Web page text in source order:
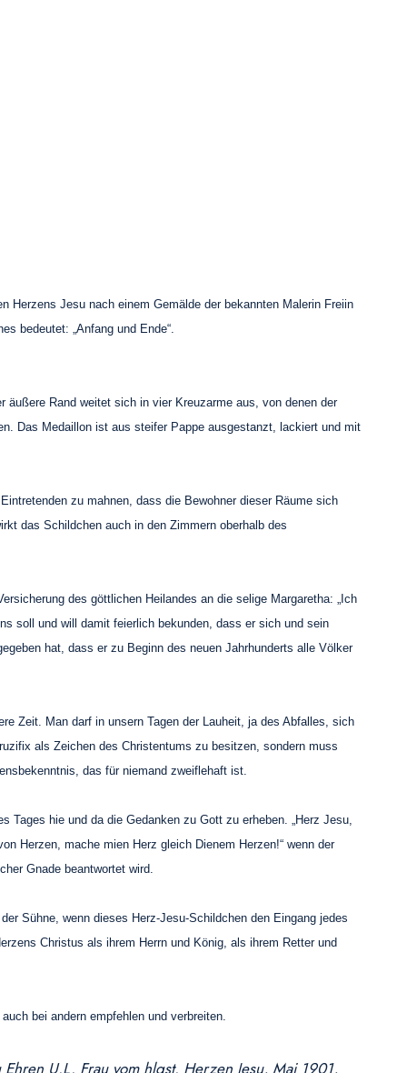
Herzens Jesu nach einem Gemälde der bekannten Malerin Freiin
bedeutet: „Anfang und Ende“.
äußere Rand weitet sich in vier Kreuzarme aus, von denen der
Das Medaillon ist aus steifer Pappe ausgestanzt, lackiert und mit
zu mahnen, dass die Bewohner dieser Räume sich
das Schildchen auch in den Zimmern oberhalb des
des göttlichen Heilandes an die selige Margaretha: „Ich
soll und will damit feierlich bekunden, dass er sich und sein
hat, dass er zu Beginn des neuen Jahrhunderts alle Völker
Zeit. Man darf in unsern Tagen der Lauheit, ja des Abfalles, sich
als Zeichen des Christentums zu besitzen, sondern muss
das für niemand zweiflehaft ist.
hie und da die Gedanken zu Gott zu erheben. „Herz Jesu,
Herzen, mache mien Herz gleich Dienem Herzen!“ wenn der
Gnade beantwortet wird.
Sühne, wenn dieses Herz-Jesu-Schildchen den Eingang jedes
Christus als ihrem Herrn und König, als ihrem Retter und
bei andern empfehlen und verbreiten.
U.L. Frau vom hlgst. Herzen Jesu, Mai 1901,